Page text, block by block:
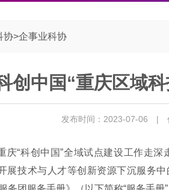
协>企事业科协
创中国“重庆区域
发布时间：2023-07-06 |
庆“科创中国”全域试点建设工作走
展技术与人才等创新资源下沉服务